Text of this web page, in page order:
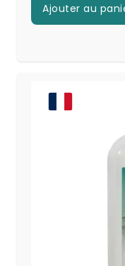
Ajouter au